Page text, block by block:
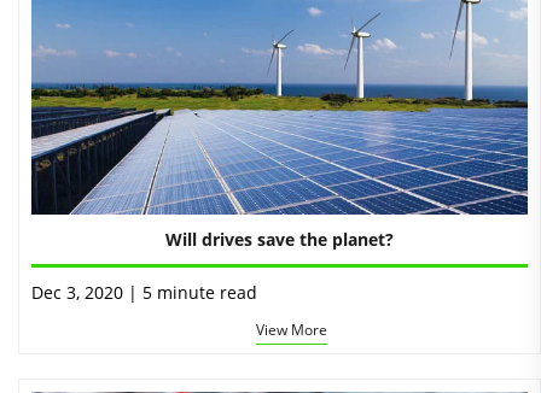
Will drives save the planet?
Dec 3, 2020 | 5 minute read
View More